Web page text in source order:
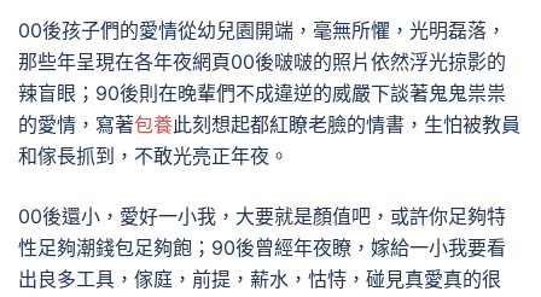
00後孩子們的愛情從幼兒園開端，毫無所懼，光明磊落，
那些年呈現在各年夜網頁00後啵啵的照片依然浮光掠影的
辣盲眼；90後則在晚輩們不成違逆的威嚴下談著鬼鬼祟祟
的愛情，寫著包養此刻想起都紅瞭老臉的情書，生怕被教員
和傢長抓到，不敢光亮正年夜。
00後還小，愛好一小我，大要就是顏值吧，或許你足夠特
性足夠潮錢包足夠飽；90後曾經年夜瞭，嫁給一小我要看
出良多工具，傢庭，前提，薪水，怙恃，碰見真愛真的很